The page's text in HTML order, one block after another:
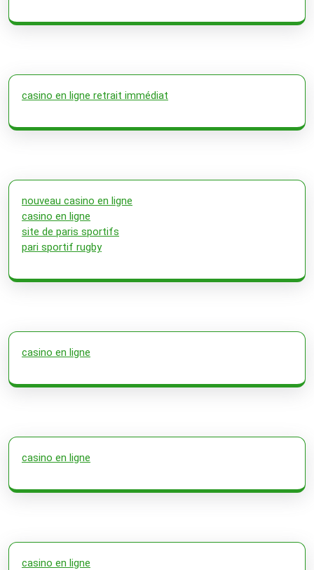
casino en ligne retrait immédiat
nouveau casino en ligne
casino en ligne
site de paris sportifs
pari sportif rugby
casino en ligne
casino en ligne
casino en ligne